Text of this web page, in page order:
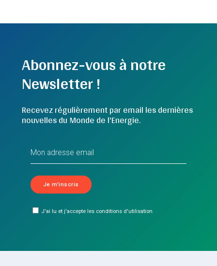
Abonnez-vous à notre
Newsletter !
Recevez régulièrement par email les dernières
nouvelles du Monde de l'Energie.
J'ai lu et j'accepte les conditions d'utilisation